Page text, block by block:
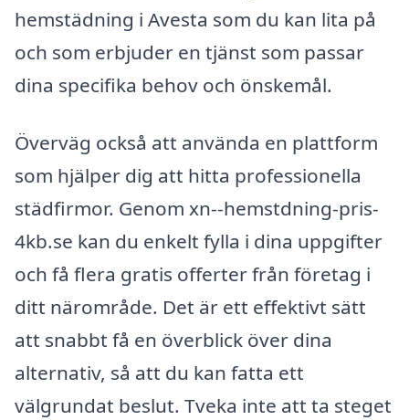
hemstädning i Avesta som du kan lita på
och som erbjuder en tjänst som passar
dina specifika behov och önskemål.
Överväg också att använda en plattform
som hjälper dig att hitta professionella
städfirmor. Genom xn--hemstdning-pris-
4kb.se kan du enkelt fylla i dina uppgifter
och få flera gratis offerter från företag i
ditt närområde. Det är ett effektivt sätt
att snabbt få en överblick över dina
alternativ, så att du kan fatta ett
välgrundat beslut. Tveka inte att ta steget